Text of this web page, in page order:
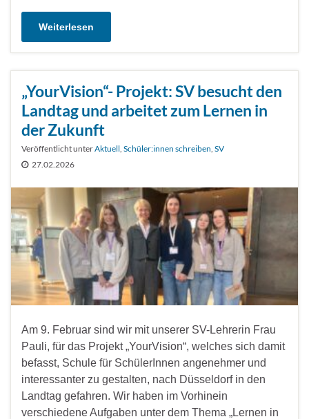
Weiterlesen
„YourVision“- Projekt: SV besucht den
Landtag und arbeitet zum Lernen in
der Zukunft
Veröffentlicht unterAktuell, Schüler:innen schreiben, SV
27.02.2026
Am 9. Februar sind wir mit unserer SV-Lehrerin Frau
Pauli, für das Projekt „YourVision“, welches sich damit
befasst, Schule für SchülerInnen angenehmer und
interessanter zu gestalten, nach Düsseldorf in den
Landtag gefahren. Wir haben im Vorhinein
verschiedene Aufgaben unter dem Thema „Lernen in